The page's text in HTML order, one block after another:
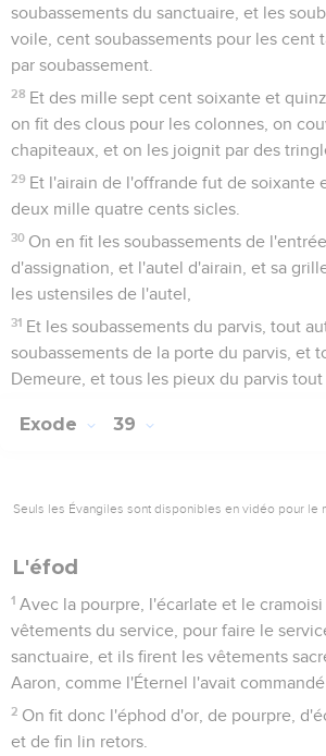
soubassements du sanctuaire, et les
voile, cent soubassements pour les cent
par soubassement.
28 Et des mille sept cent soixante et
on fit des clous pour les colonnes, on
chapiteaux, et on les joignit par des
29 Et l'airain de l'offrande fut de soixante
deux mille quatre cents sicles.
30 On en fit les soubassements de
d'assignation, et l'autel d'airain, et sa
les ustensiles de l'autel,
31 Et les soubassements du parvis, tout
soubassements de la porte du parvis, et
Demeure, et tous les pieux du parvis tout
Exode 39
Seuls les Évangiles sont disponibles en vidéo pour le
L'éfod
1 Avec la pourpre, l'écarlate et le
vêtements du service, pour faire le
sanctuaire, et ils firent les vêtements
Aaron, comme l'Éternel l'avait commandé
2 On fit donc l'éphod d'or, de pourpre,
et de fin lin retors.